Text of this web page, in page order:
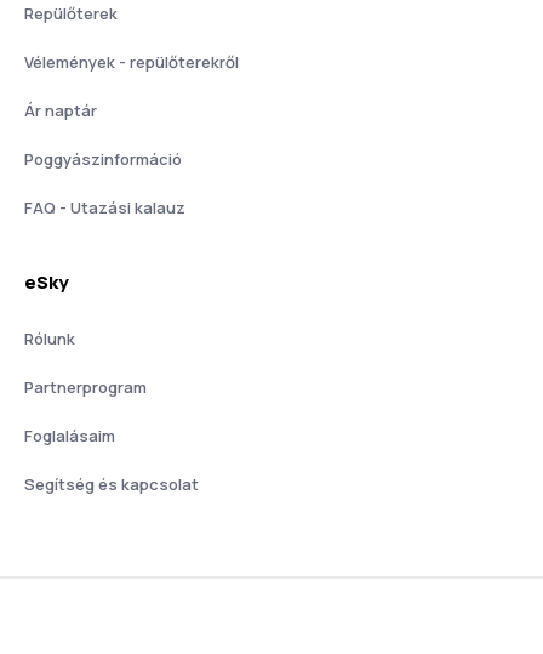
Repülőterek
Vélemények - repülőterekről
Ár naptár
Poggyászinformáció
FAQ - Utazási kalauz
eSky
Rólunk
Partnerprogram
Foglalásaim
Segítség és kapcsolat